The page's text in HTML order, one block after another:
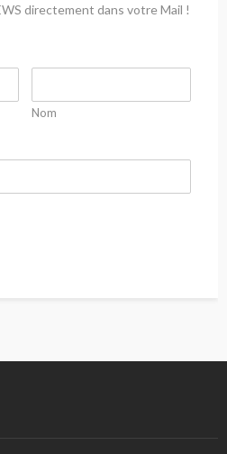
directement dans votre Mail !
Nom